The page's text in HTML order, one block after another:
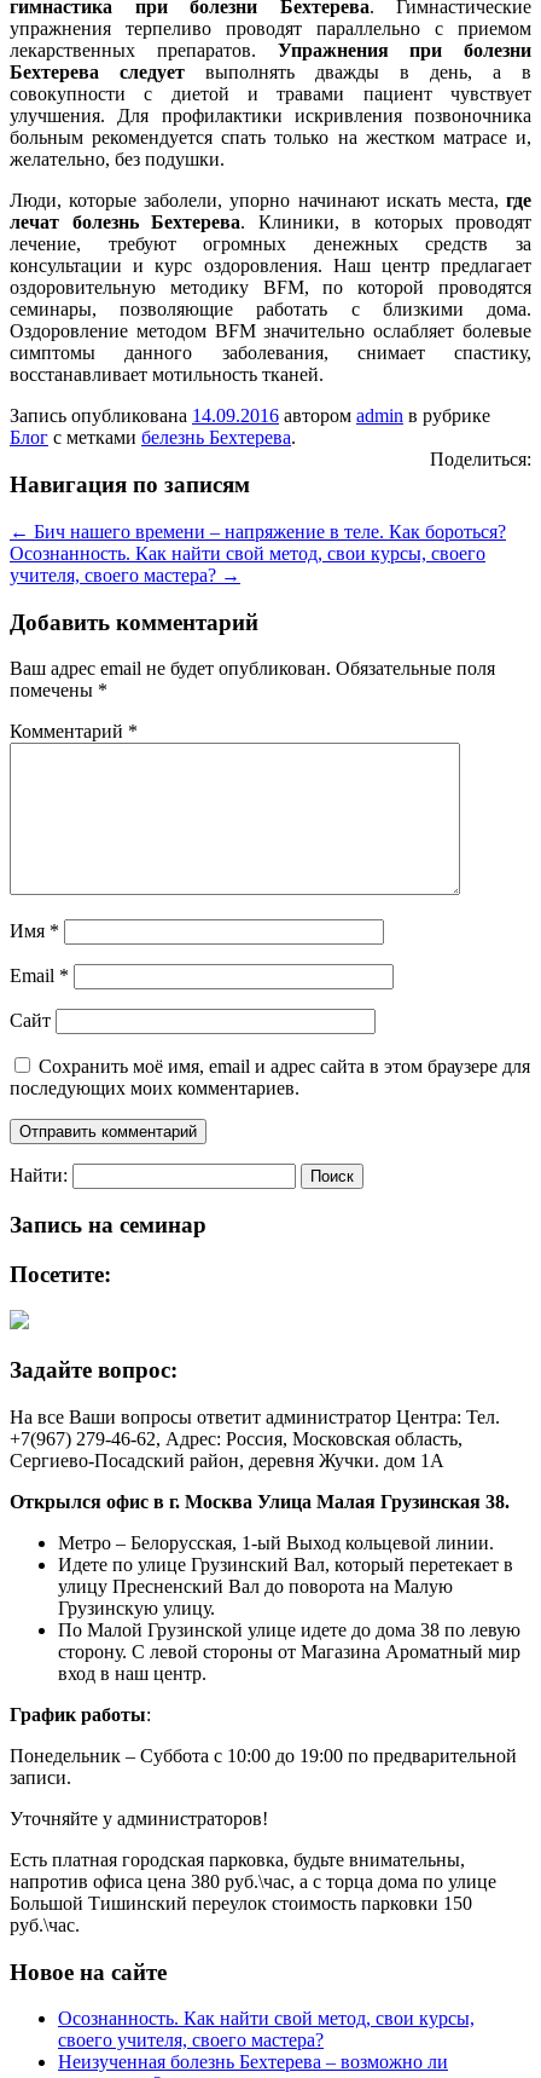
гимнастика при болезни Бехтерева. Гимнастические
упражнения терпеливо проводят параллельно с приемом
лекарственных препаратов. Упражнения при болезни
Бехтерева следует выполнять дважды в день, а в
совокупности с диетой и травами пациент чувствует
улучшения. Для профилактики искривления позвоночника
больным рекомендуется спать только на жестком матрасе и,
желательно, без подушки.
Люди, которые заболели, упорно начинают искать места, где
лечат болезнь Бехтерева. Клиники, в которых проводят
лечение, требуют огромных денежных средств за
консультации и курс оздоровления. Наш центр предлагает
оздоровительную методику BFM, по которой проводятся
семинары, позволяющие работать с близкими дома.
Оздоровление методом BFM значительно ослабляет болевые
симптомы данного заболевания, снимает спастику,
восстанавливает мотильность тканей.
Запись опубликована 14.09.2016 автором admin в рубрике
Блог с метками белезнь Бехтерева.
Поделиться:
Навигация по записям
← Бич нашего времени – напряжение в теле. Как бороться?
Осознанность. Как найти свой метод, свои курсы, своего
учителя, своего мастера? →
Добавить комментарий
Ваш адрес email не будет опубликован. Обязательные поля
помечены *
Комментарий *
Имя *
Email *
Сайт
Сохранить моё имя, email и адрес сайта в этом браузере для
последующих моих комментариев.
Найти:
Запись на семинар
Посетите:
Задайте вопрос:
На все Ваши вопросы ответит администратор Центра: Тел.
+7(967) 279-46-62, Адрес: Россия, Московская область,
Сергиево-Посадский район, деревня Жучки. дом 1А
Открылся офис в г. Москва Улица Малая Грузинская 38.
Метро – Белорусская, 1-ый Выход кольцевой линии.
Идете по улице Грузинский Вал, который перетекает в
улицу Пресненский Вал до поворота на Малую
Грузинскую улицу.
По Малой Грузинской улице идете до дома 38 по левую
сторону. С левой стороны от Магазина Ароматный мир
вход в наш центр.
График работы:
Понедельник – Суббота с 10:00 до 19:00 по предварительной
записи.
Уточняйте у администраторов!
Есть платная городская парковка, будьте внимательны,
напротив офиса цена 380 руб.\час, а с торца дома по улице
Большой Тишинский переулок стоимость парковки 150
руб.\час.
Новое на сайте
Осознанность. Как найти свой метод, свои курсы,
своего учителя, своего мастера?
Неизученная болезнь Бехтерева – возможно ли